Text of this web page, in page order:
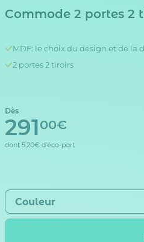
Commode 2 portes 2
MDF: le choix du design et de la
2 portes 2 tiroirs
Dès
29100€
dont 5,20€ d'éco-part
Couleur